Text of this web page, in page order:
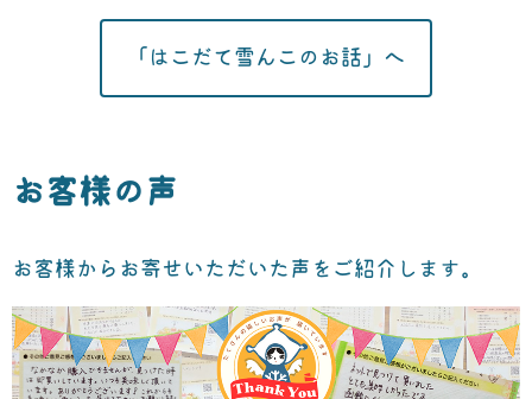
「はこだて雪んこのお話」へ
お客様の声
お客様からお寄せいただいた声をご紹介します。